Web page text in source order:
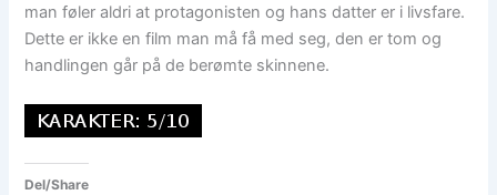
man føler aldri at protagonisten og hans datter er i livsfare.
Dette er ikke en film man må få med seg, den er tom og
handlingen går på de berømte skinnene.
Del/Share